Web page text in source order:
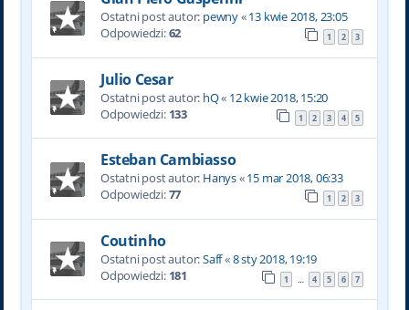
Ostatni post autor: pewny«13 kwie 2018, 23:05
Odpowiedzi:62 1 2 3
Julio Cesar
Ostatni post autor: hQ« 12 kwie 2018, 15:20
Odpowiedzi: 133 1 2 3 4 5
Esteban Cambiasso
Ostatni post autor: Hanys«15 mar 2018, 06:33
Odpowiedzi:77 1 2 3
Coutinho
Ostatni post autor:Saff«8 sty 2018, 19:19
Odpowiedzi: 181 1 … 4 5 6 7